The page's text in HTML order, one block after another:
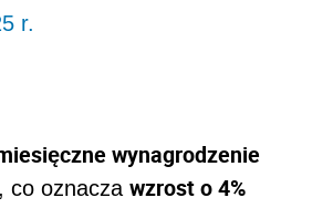
r.
wynagrodzenie
, co oznacza wzrost o 4%